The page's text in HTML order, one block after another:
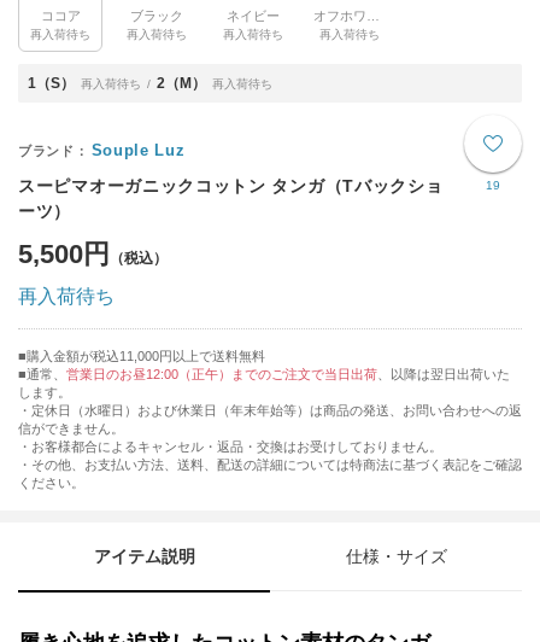
ココア
再入荷待ち
ブラック
再入荷待ち
ネイビー
再入荷待ち 再入荷待ち
1（S） 再入荷待ち 2（M） 再入荷待ち
19
Souple Luz
スーピマオーガニックコットン タンガ（Tバックショ
ーツ）
5,500円
再入荷待ち
購入金額が税込11,000円以上で送料無料
通常、 営業日のお昼12:00（正午）までのご注文で当日出荷 、以降は翌日出荷いた
します。
・定休日（水曜日）および休業日（年末年始等）は商品の発送、お問い合わせへの返
信ができません。
・お客様都合によるキャンセル・返品・交換はお受けしておりません。
・その他、お支払い方法、送料、配送の詳細については特商法に基づく表記をご確認
ください。
アイテム説明 仕様・サイズ